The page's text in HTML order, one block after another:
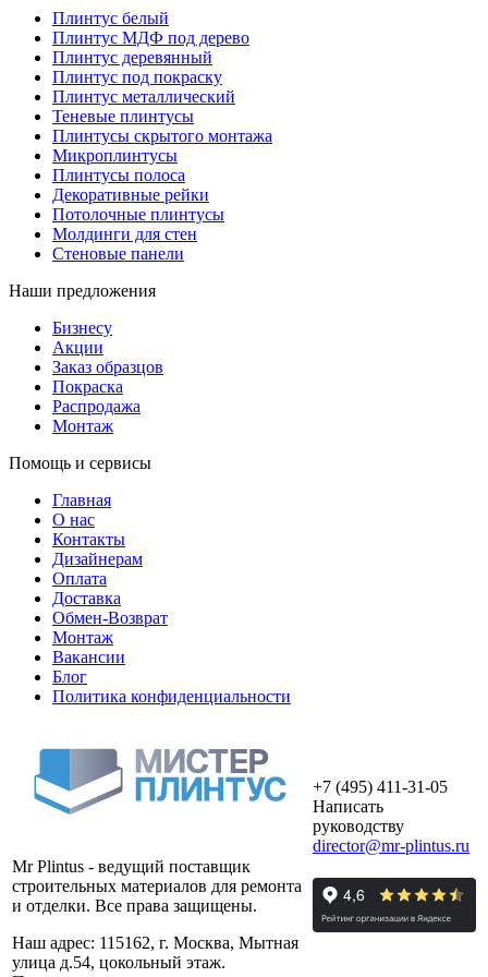
Плинтус белый
Плинтус МДФ под дерево
Плинтус деревянный
Плинтус под покраску
Плинтус металлический
Теневые плинтусы
Плинтусы скрытого монтажа
Микроплинтусы
Плинтусы полоса
Декоративные рейки
Потолочные плинтусы
Молдинги для стен
Стеновые панели
Наши предложения
Бизнесу
Акции
Заказ образцов
Покраска
Распродажа
Монтаж
Помощь и сервисы
Главная
О нас
Контакты
Дизайнерам
Оплата
Доставка
Обмен-Возврат
Монтаж
Вакансии
Блог
Политика конфиденциальности
Mr Plintus - ведущий поставщик
строительных материалов для ремонта
и отделки. Все права защищены.
Наш адрес: 115162, г. Москва, Мытная
улица д.54, цокольный этаж.
+7 (495) 411-31-05
Написать
руководству
director@mr-plintus.ru